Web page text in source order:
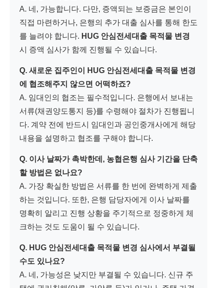
A. 네, 가능합니다. 다만, 증액되는 보증금은 본인이
직접 마련하거나, 은행의 추가 대출 심사를 통해 한도
를 늘려야 합니다. HUG 안심전세대출 목적물 변경
시 증액 심사가 함께 진행될 수 있습니다.
Q. 새로운 집주인이 HUG 안심전세대출 목적물 변경
에 협조해주지 않으면 어떡하죠?
A. 임대인의 협조는 필수적입니다. 은행에서 보내는
서류(채권양도통지 등)를 수령해야 절차가 진행됩니
다. 계약 전에 반드시 임대인과 공인중개사에게 해당
내용을 설명하고 협조를 구해야 합니다.
Q. 이사 날짜가 촉박한데, 농협은행 심사 기간을 단축
할 방법은 없나요?
A. 가장 확실한 방법은 서류를 한 번에 완벽하게 제출
하는 것입니다. 또한, 은행 담당자에게 이사 날짜를
명확히 알리고 진행 상황을 주기적으로 정중하게 체
크하는 것도 도움이 될 수 있습니다.
Q. HUG 안심전세대출 목적물 변경 심사에서 부결될
수도 있나요?
A. 네, 가능성은 낮지만 부결될 수 있습니다. 신규 주